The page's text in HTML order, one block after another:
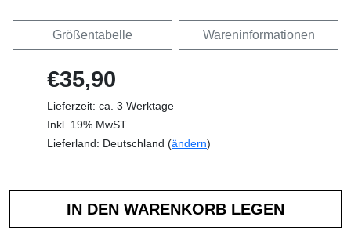
Größentabelle Wareninformationen
€35,90
Lieferzeit: ca. 3 Werktage
Inkl. 19% MwST
Lieferland: Deutschland (ändern)